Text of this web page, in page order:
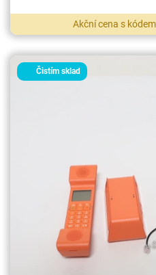
Akční cena s
Čistím sklad